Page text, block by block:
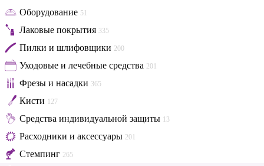
Оборудование 51
Лаковые покрытия 335
Пилки и шлифовщики 200
Уходовые и лечебные средства 201
Фрезы и насадки 365
Кисти 127
Средства индивидуальной защиты 13
Расходники и аксессуары 201
Стемпинг 265